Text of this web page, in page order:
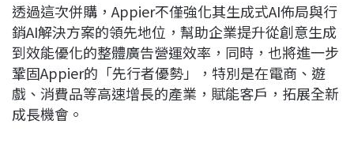
透過這次併購，Appier不僅強化其生成式AI佈局與行
銷AI解決方案的領先地位，幫助企業提升從創意生成
到效能優化的整體廣告營運效率，同時，也將進一步
鞏固Appier的「先行者優勢」，特別是在電商、遊
戲、消費品等高速增長的產業，賦能客戶，拓展全新
成長機會。